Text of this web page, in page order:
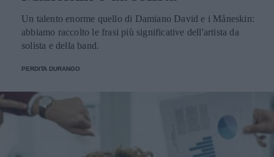
Un talento enorme quello di Damiano David e i Måneskin:
abbiamo raccolto le frasi più significative dell'artista da
solista e della band.
PERDITA DURANGO